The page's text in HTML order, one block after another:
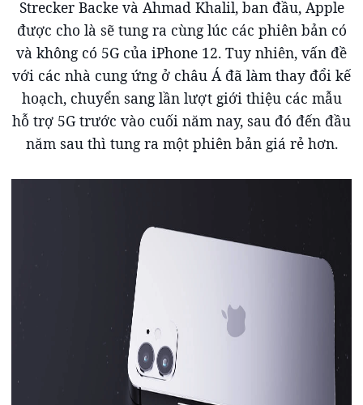
Strecker Backe và Ahmad Khalil, ban đầu, Apple
được cho là sẽ tung ra cùng lúc các phiên bản có
và không có 5G của iPhone 12. Tuy nhiên, vấn đề
với các nhà cung ứng ở châu Á đã làm thay đổi kế
hoạch, chuyển sang lần lượt giới thiệu các mẫu
hỗ trợ 5G trước vào cuối năm nay, sau đó đến đầu
năm sau thì tung ra một phiên bản giá rẻ hơn.